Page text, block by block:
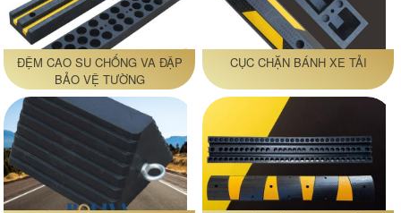
ĐỆM CAO SU CHỐNG VA ĐẬP
BẢO VỆ TƯỜNG
CỤC CHẶN BÁNH XE TẢI